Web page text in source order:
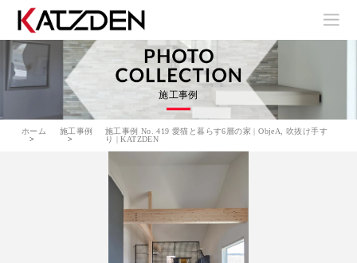
施工事例
ホーム 施工事例
施工事例 No. 419 愛猫と暮らす6層の家 | ObjeA, 吹抜け手す
り | KATZDEN